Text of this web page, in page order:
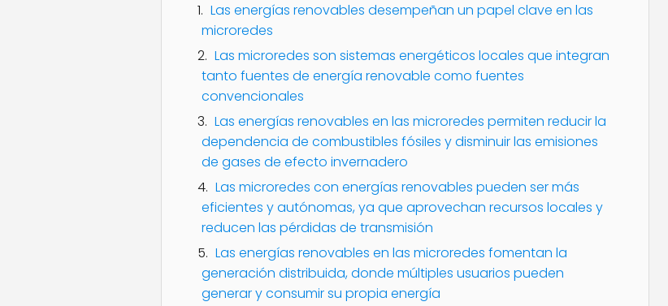
Las energías renovables desempeñan un papel clave en las
microredes
Las microredes son sistemas energéticos locales que integran
tanto fuentes de energía renovable como fuentes
convencionales
Las energías renovables en las microredes permiten reducir la
dependencia de combustibles fósiles y disminuir las emisiones
de gases de efecto invernadero
Las microredes con energías renovables pueden ser más
eficientes y autónomas, ya que aprovechan recursos locales y
reducen las pérdidas de transmisión
Las energías renovables en las microredes fomentan la
generación distribuida, donde múltiples usuarios pueden
generar y consumir su propia energía